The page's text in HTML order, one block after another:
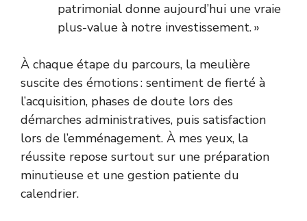
patrimonial donne aujourd’hui une vraie
plus-value à notre investissement. »
À chaque étape du parcours, la meulière
suscite des émotions : sentiment de fierté à
l’acquisition, phases de doute lors des
démarches administratives, puis satisfaction
lors de l’emménagement. À mes yeux, la
réussite repose surtout sur une préparation
minutieuse et une gestion patiente du
calendrier.